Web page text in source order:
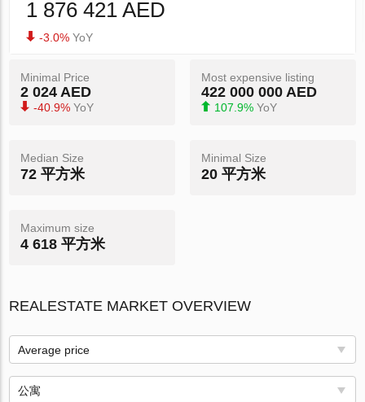
1 876 421 AED
-3.0% YoY
Minimal Price
2 024 AED
-40.9% YoY
Most expensive listing
422 000 000 AED
107.9% YoY
Median Size
72 平方米
Minimal Size
20 平方米
Maximum size
4 618 平方米
REALESTATE MARKET OVERVIEW
Average price
公寓